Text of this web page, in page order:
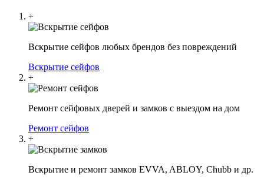
+
Вскрытие сейфов любых брендов без повреждений
Вскрытие сейфов
+
Ремонт сейфовых дверей и замков с выездом на дом
Ремонт сейфов
+
Вскрытие и ремонт замков EVVA, ABLOY, Chubb и др.